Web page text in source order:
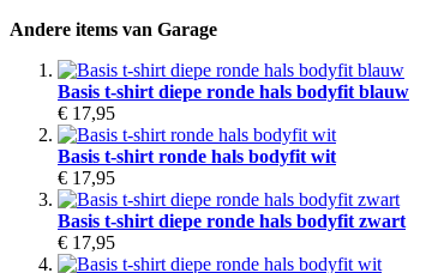
Andere items van Garage
Basis t-shirt diepe ronde hals bodyfit blauw
€ 17,95
Basis t-shirt ronde hals bodyfit wit
€ 17,95
Basis t-shirt diepe ronde hals bodyfit zwart
€ 17,95